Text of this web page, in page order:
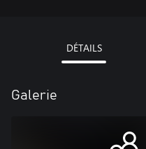
DÉTAILS
Galerie